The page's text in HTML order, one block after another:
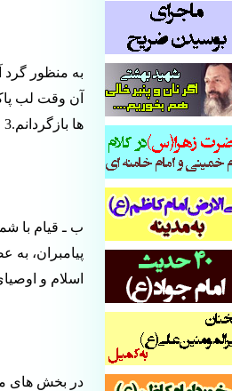
به منظور گرد
آن وقت لب
ها بازگردانم.3
ب ـ قیام با
پیامبران، به
اسلام و
در بخش های